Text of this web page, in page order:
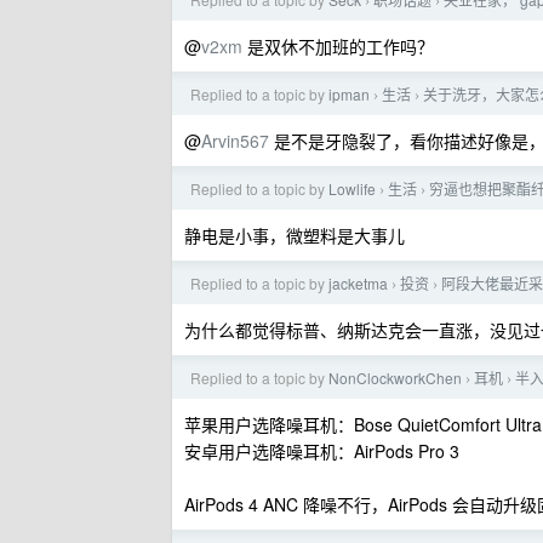
@v2xm 是双休不加班的工作吗？
Replied to a topic byipman › 生活 › 关于洗牙，大家
@Arvin567 是不是牙隐裂了，看你描述好像是
Replied to a topic by Lowlife › 生活 › 穷逼也想把聚酯
静电是小事，微塑料是大事儿
Replied to a topic byjacketma › 投资 › 阿段大佬最近
为什么都觉得标普、纳斯达克会一直涨，没见
Replied to a topic by NonClockworkChen › 耳机 › 半
苹果用户选降噪耳机：Bose QuietComfort
安卓用户选降噪耳机：AirPods Pro 3
AirPods 4 ANC 降噪不行，AirPods 会自动升